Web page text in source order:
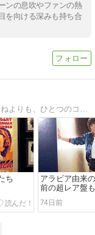
ンの息吹やファンの熱
を向ける深みも持ち合
旅、B級グルメ、時たま音楽話。100のイイねよりも、ひとつのコメントが嬉しいです。
ち
アラビア由来
前の超レア盤も
74日前